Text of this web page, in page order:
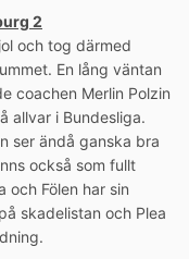
2
och tog därmed
En lång väntan
coachen Merlin Polzin
allvar i Bundesliga.
ser ändå ganska bra
också som fullt
och Fölen har sin
skadelistan och Plea